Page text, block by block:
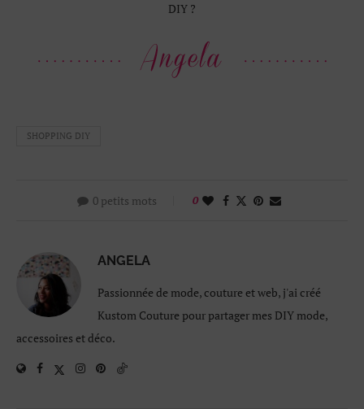
DIY ?
SHOPPING DIY
0 petits mots 0
ANGELA
Passionnée de mode, couture et web, j'ai créé
Kustom Couture pour partager mes DIY mode,
accessoires et déco.